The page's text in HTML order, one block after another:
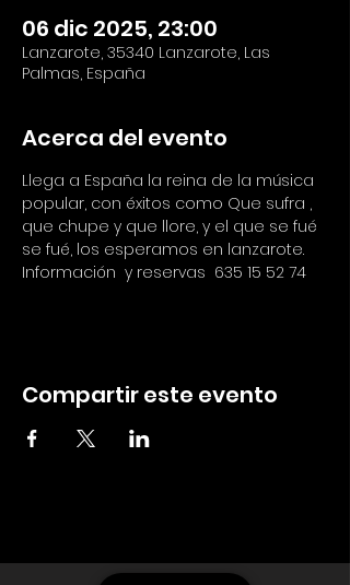
06 dic 2025, 23:00
Lanzarote, 35340 Lanzarote, Las
Palmas, España
Acerca del evento
Llega a España la reina de la música
popular, con éxitos como Que sufra ,
que chupe y que llore, y el que se fué
se fué, los esperamos en lanzarote.
Información  y reservas  635 15 52 74
Compartir este evento